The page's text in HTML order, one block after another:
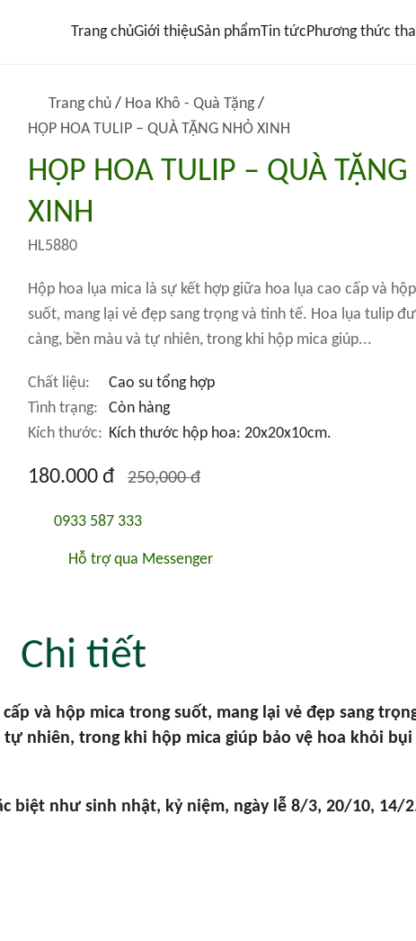
Trang chủGiới thiệuSản phẩmTin tức Phương thức
Trang chủ / Hoa Khô - Quà Tặng /
HỘP HOA TULIP – QUÀ TẶNG NHỎ XINH
HỘP HOA TULIP – QUÀ
XINH
HL5880
Hộp hoa lụa mica là sự kết hợp giữa hoa lụa cao cấp và
suốt, mang lại vẻ đẹp sang trọng và tinh tế. Hoa lụa tulip
càng, bền màu và tự nhiên, trong khi hộp mica giúp...
Chất liệu:
Cao su tổng hợp
Tình trạng:
Còn hàng
Kích thước: Kích thước hộp hoa: 20x20x10cm.
180.000 đ 250,000 đ
0933 587 333
Hỗ trợ qua Messenger
Chi tiết
và hộp mica trong suốt, mang lại vẻ đẹp sang
nhiên, trong khi hộp mica giúp bảo vệ hoa khỏi
biệt như sinh nhật, kỷ niệm, ngày lễ 8/3, 20/10, 14/